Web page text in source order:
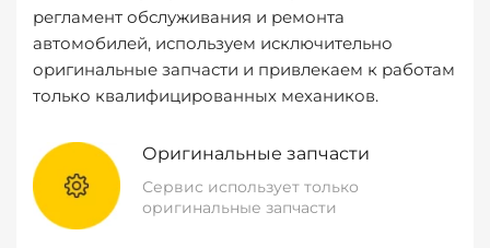
регламент обслуживания и ремонта
автомобилей, используем исключительно
оригинальные запчасти и привлекаем к работам
только квалифицированных механиков.
Оригинальные запчасти
Сервис использует только
оригинальные запчасти